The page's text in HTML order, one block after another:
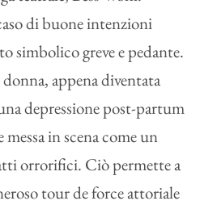
di buone intenzioni
simbolico greve e pedante.
appena diventata
depressione post-partum
in scena come un
orrorifici. Ciò permette a
tour de force attoriale